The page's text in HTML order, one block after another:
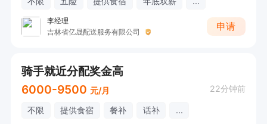
李经理
吉林省亿晟配送服务有限公司
申请
骑手就近分配奖金高
6000-9500 元/月 22分钟前
不限 提供食宿 餐补 话补 ...